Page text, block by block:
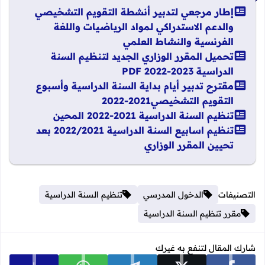
إطار مرجعي لتدبير أنشطة التقويم التشخيصي
والدعم الاستدراكي لمواد الرياضيات واللغة
الفرنسية والنشاط العلمي
تحميل المقرر الوزاري الجديد لتنظيم السنة
الدراسية 2023-2022 PDF
مقترح تدبير أيام بداية السنة الدراسية وأسبوع
التقويم التشخيصي2021-2022
تنظيم السنة الدراسية 2021-2022 المحين
تنظيم اسابيع السنة الدراسية 2022/2021 بعد
تحيين المقرر الوزاري
التصنيفات الدخول المدرسي
تنظيم السنة الدراسية
مقرر تنظيم السنة الدراسية
شارك المقال لتنفع به غيرك